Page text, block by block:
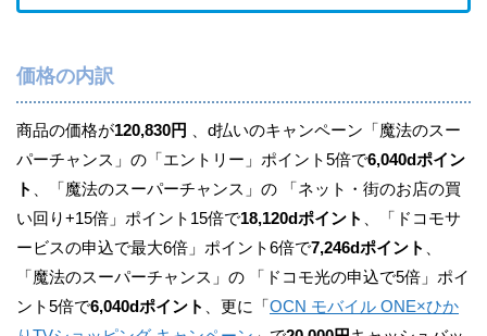
価格の内訳
商品の価格が120,830円
、d払いのキャンペーン「魔法のスー
パーチャンス」の「エントリー」ポイント5倍で6,040dポイン
ト
、「魔法のスーパーチャンス」の 「ネット・街のお店の買
い回り+15倍」ポイント15倍で18,120dポイント
、「ドコモサ
ービスの申込で最大6倍」ポイント6倍で7,246dポイント
「魔法のスーパーチャンス」の 「ドコモ光の申込で5倍」ポイ
ント5倍で6,040dポイント 、更に「OCN モバイル ONE×ひか